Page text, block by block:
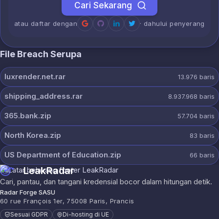
Cari Sekarang
atau daftar dengan · dahului penyerang
File Breach Serupa
luxrender.net.rar 13.976 baris
shipping_address.rar 8.937.968 baris
365.bank.zip 57.704 baris
North Korea.zip 83 baris
US Department of Education.zip 66 baris
LeakRadar
Cari, pantau, dan tangani kredensial bocor dalam hitungan detik.
Radar Forge SASU
60 rue François 1er, 75008 Paris, Prancis
Sesuai GDPR Di-hosting di UE